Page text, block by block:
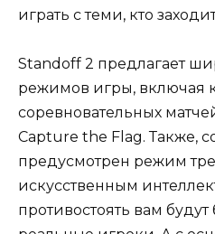
играть с теми, кто
Standoff 2 предлагает
режимов игры, включая
соревновательных
Capture the Flag. Также,
предусмотрен режим
искусственным
противостоять вам